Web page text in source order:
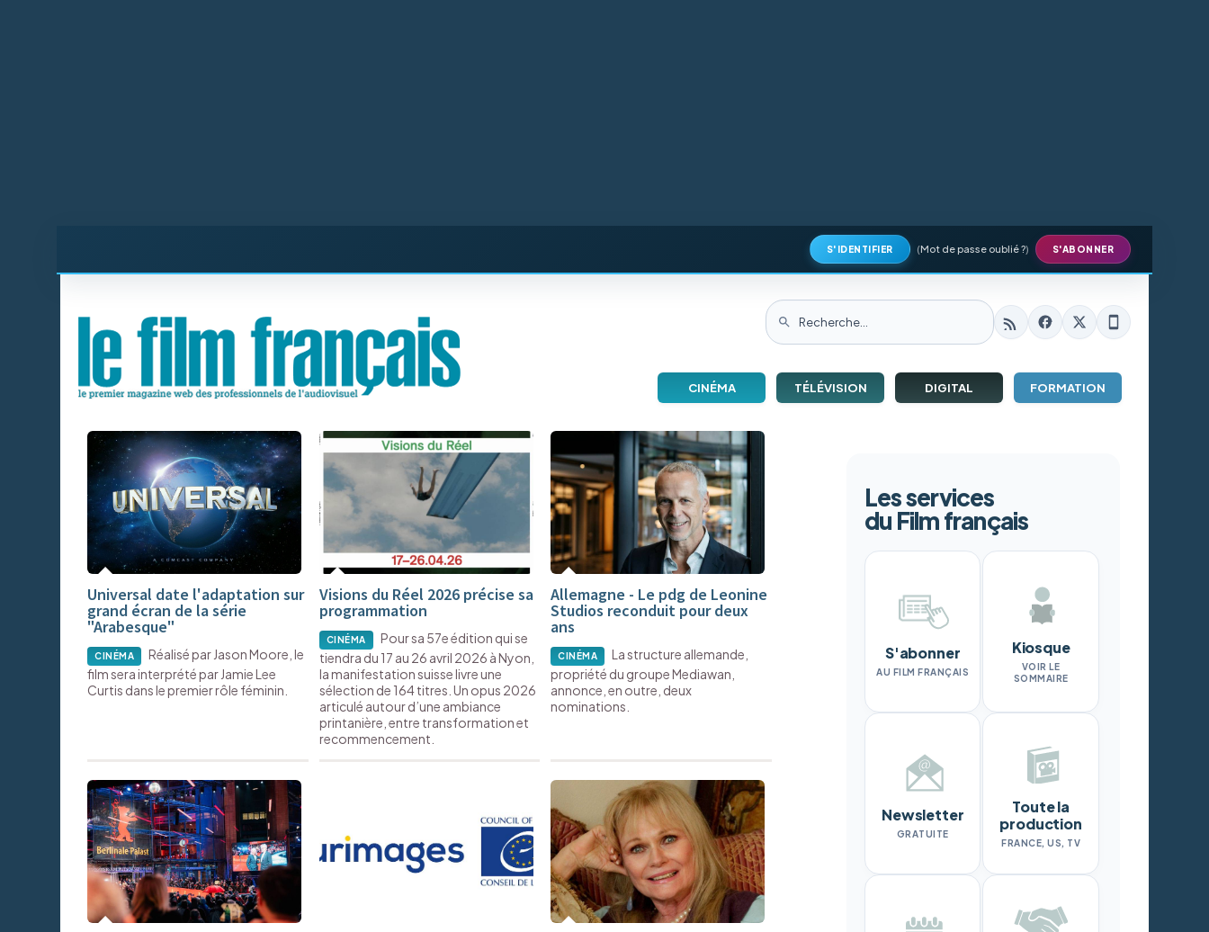
S'IDENTIFIER (Mot de passe oublié ?) S'ABONNER
CINÉMA TÉLÉVISION DIGITAL FORMATION
Universal date l'adaptation sur
grand écran de la série
"Arabesque"
CINÉMA
Réalisé par Jason Moore, le
film sera interprété par Jamie Lee
Curtis dans le premier rôle féminin.
Visions du Réel 2026 précise sa
programmation
CINÉMA
Pour sa 57e édition qui se
tiendra du 17 au 26 avril 2026 à Nyon,
la manifestation suisse livre une
sélection de 164 titres. Un opus 2026
articulé autour d’une ambiance
printanière, entre transformation et
recommencement.
Allemagne - Le pdg de Leonine
Studios reconduit pour deux
ans
CINÉMA
La structure allemande,
propriété du groupe Mediawan,
annonce, en outre, deux
nominations.
Les services
du Film français
S'abonner
AU FILM FRANÇAIS
Kiosque
VOIR LE
SOMMAIRE
Newsletter
GRATUITE
Toute la
production
FRANCE, US, TV